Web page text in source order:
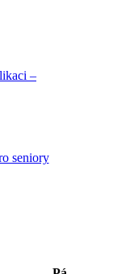
–
seniory